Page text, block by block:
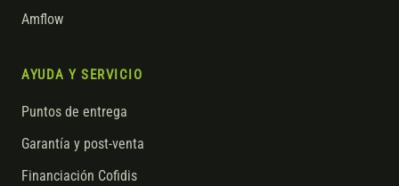
Amflow
AYUDA Y SERVICIO
Puntos de entrega
Garantía y post-venta
Financiación Cofidis